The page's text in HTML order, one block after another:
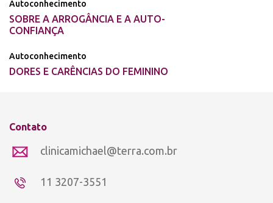
Autoconhecimento
SOBRE A ARROGÂNCIA E A AUTO-
CONFIANÇA
Autoconhecimento
DORES E CARÊNCIAS DO FEMININO
Contato
clinicamichael@terra.com.br
11 3207-3551